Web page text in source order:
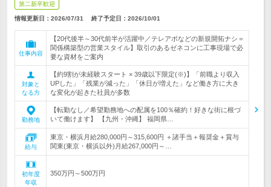
第二新卒歓迎
情報更新日：2026/07/31 終了予定日： 2026/10/01
仕事内容
【20代後半～30代前半が活躍中／テレアポなどの新規開拓ナシ＝
関係構築型の営業スタイル】取引のあるゼネコンに工事現場で必
要な資材をご案内
対象と
なる方
【約9割が未経験スタート × 39歳以下限定(※)】「前職より収入
UPした」「残業が減った」「休日が増えた」など働き方に大き
な変化が起きた社員が多数
勤務地
【転勤なし／希望勤務地への配属を100％確約！好きな街に根づ
いて働けます】 【九州・沖縄】 福岡県…
給与
東京・横浜月給280,000円～315,600円 ＋諸手当＋報奨金＋賞与
関東(東京・横浜以外)月給267,000円～…
初年度
年収
350万円～500万円